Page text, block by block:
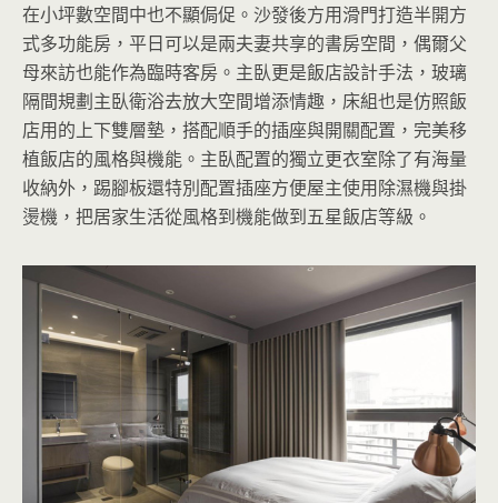
在小坪數空間中也不顯侷促。沙發後方用滑門打造半開方
式多功能房，平日可以是兩夫妻共享的書房空間，偶爾父
母來訪也能作為臨時客房。主臥更是飯店設計手法，玻璃
隔間規劃主臥衛浴去放大空間增添情趣，床組也是仿照飯
店用的上下雙層墊，搭配順手的插座與開關配置，完美移
植飯店的風格與機能。主臥配置的獨立更衣室除了有海量
收納外，踢腳板還特別配置插座方便屋主使用除濕機與掛
燙機，把居家生活從風格到機能做到五星飯店等級。